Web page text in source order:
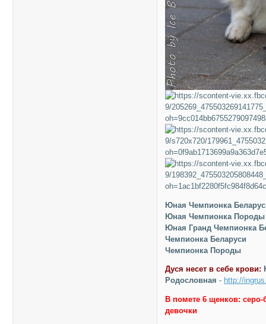
Юная Чемпионка
Юная Чемпионка Породы
Юная Гранд Чемпионка
Чемпионка Беларуси
Чемпионка Породы
Дуся несет в себе крови:
Родословная - http://
В помете 6 щенков:
девочки